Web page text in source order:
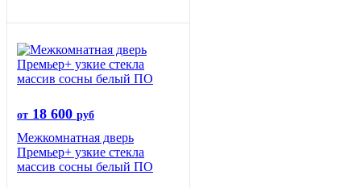
от 18 600 руб
Межкомнатная дверь
Премьер+ узкие стекла
массив сосны белый ПО